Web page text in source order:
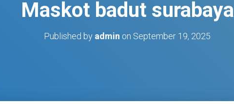
Maskot badut surabaya
Published by admin on September 19, 2025